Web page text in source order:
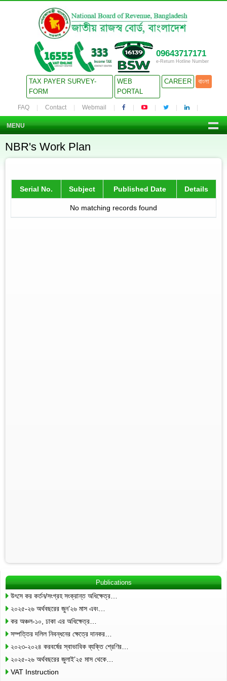
09643717171
e-Return Hotline Number
TAX PAYER SURVEY-
FORM
WEB
PORTAL
CAREER বাংলা
FAQ Contact Webmail
MENU
NBR's Work Plan
Serial No. Subject Published Date Details
No matching records found
Publications
উৎসে কর কর্তন/সংগ্রহ সংক্রান্ত অধিক্ষেত্র…
২০২৫-২৬ অর্থবছরের জুন’২৬ মাস এবং…
কর অঞ্চল-১০, ঢাকা এর অধিক্ষেত্র…
সম্পত্তির দলিল নিবন্ধনের ক্ষেত্রে দানকর…
২০২৩-২০২৪ করবর্ষের স্বাভাবিক ব্যক্তি শ্রেণির…
২০২৫-২৬ অর্থবছরের জুলাই’২৫ মাস থেকে…
VAT Instruction